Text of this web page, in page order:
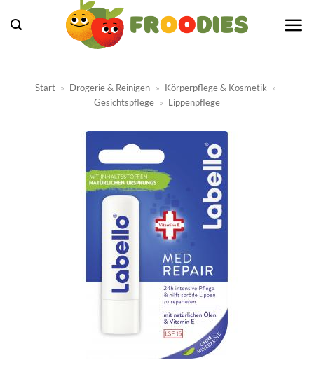
Inhalt
Start » Drogerie & Reinigen » Körperpflege & Kosmetik »
Gesichtspflege » Lippenpflege